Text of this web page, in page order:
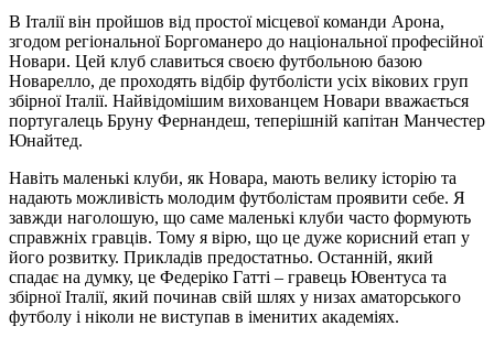
В Італії він пройшов від простої місцевої команди Арона,
згодом регіональної Боргоманеро до національної професійної
Новари. Цей клуб славиться своєю футбольною базою
Новарелло, де проходять відбір футболісти усіх вікових груп
збірної Італії. Найвідомішим вихованцем Новари вважається
португалець Бруну Фернандеш, теперішній капітан Манчестер
Юнайтед.
Навіть маленькі клуби, як Новара, мають велику історію та
надають можливість молодим футболістам проявити себе. Я
завжди наголошую, що саме маленькі клуби часто формують
справжніх гравців. Тому я вірю, що це дуже корисний етап у
його розвитку. Прикладів предостатньо. Останній, який
спадає на думку, це Федеріко Гатті – гравець Ювентуса та
збірної Італії, який починав свій шлях у низах аматорського
футболу і ніколи не виступав в іменитих академіях.